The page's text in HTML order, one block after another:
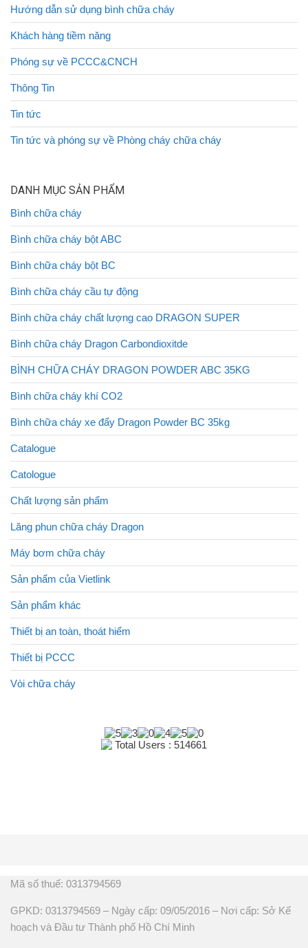
Hướng dẫn sử dụng bình chữa cháy
Khách hàng tiềm năng
Phóng sự về PCCC&CNCH
Thông Tin
Tin tức
Tin tức và phóng sự về Phòng cháy chữa cháy
DANH MỤC SẢN PHẨM
Bình chữa cháy
Bình chữa cháy bột ABC
Bình chữa cháy bột BC
Bình chữa cháy cầu tự động
Bình chữa cháy chất lượng cao DRAGON SUPER
Bình chữa cháy Dragon Carbondioxitde
BÌNH CHỮA CHÁY DRAGON POWDER ABC 35KG
Bình chữa cháy khí CO2
Bình chữa cháy xe đẩy Dragon Powder BC 35kg
Catalogue
Catologue
Chất lượng sản phẩm
Lăng phun chữa cháy Dragon
Máy bơm chữa cháy
Sản phẩm của Vietlink
Sản phẩm khác
Thiết bị an toàn, thoát hiểm
Thiết bị PCCC
Vòi chữa cháy
Total Users : 514661
Mã số thuế: 0313794569
GPKD: 0313794569 – Ngày cấp: 09/05/2016 – Nơi cấp: Sở Kế
hoạch và Đầu tư Thành phố Hồ Chí Minh